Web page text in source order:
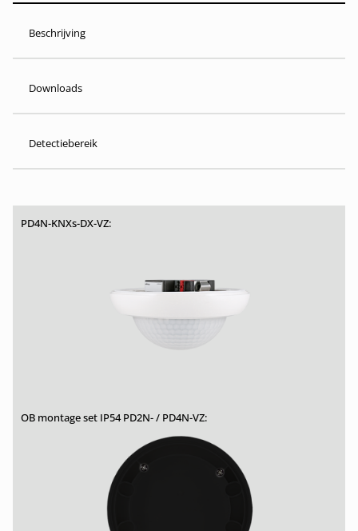
Beschrijving
Downloads
Detectiebereik